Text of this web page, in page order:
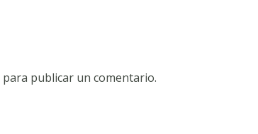
para publicar un comentario.